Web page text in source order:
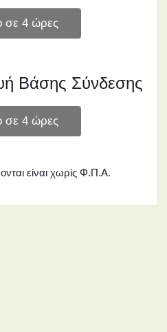
Βάσης Σύνδεσης
είναι χωρίς Φ.Π.Α.